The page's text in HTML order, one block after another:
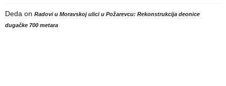
Deda on Radovi u Moravskoj ulici u Požarevcu: Rekonstrukcija deonice
dugačke 700 metara